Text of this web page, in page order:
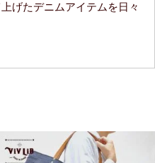
げたデニムアイテムを日々